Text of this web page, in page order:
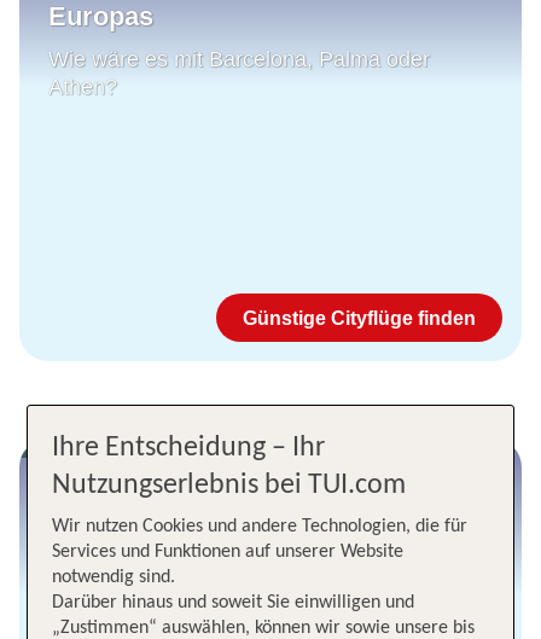
Europas
Wie wäre es mit Barcelona, Palma oder
Athen?
Günstige Cityflüge finden
Jetzt günstig in die USA
Entdecke San Francisco, Miami und Los
Angeles im Frühjahr
Ihre Entscheidung – Ihr
Nutzungserlebnis bei TUI.com
Wir nutzen Cookies und andere Technologien, die für
Services und Funktionen auf unserer Website
notwendig sind.
Darüber hinaus und soweit Sie einwilligen und
„Zustimmen“ auswählen, können wir sowie unsere bis